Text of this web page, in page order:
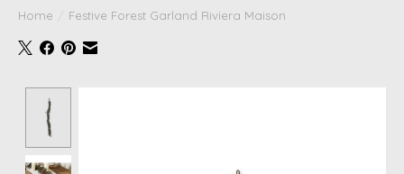
Home Festive Forest Garland Riviera Maison